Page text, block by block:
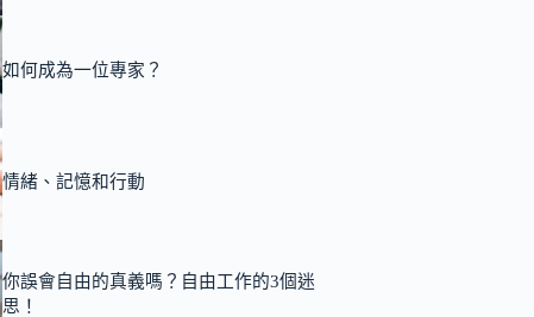
如何成為一位專家？
情緒、記憶和行動
你誤會自由的真義嗎？自由工作的3個迷
思！